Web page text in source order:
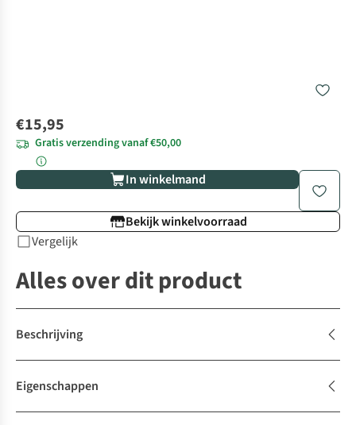
€15,95
Gratis verzending vanaf €50,00
In winkelmand
Bekijk winkelvoorraad
Vergelijk
Alles over dit product
Beschrijving
Eigenschappen